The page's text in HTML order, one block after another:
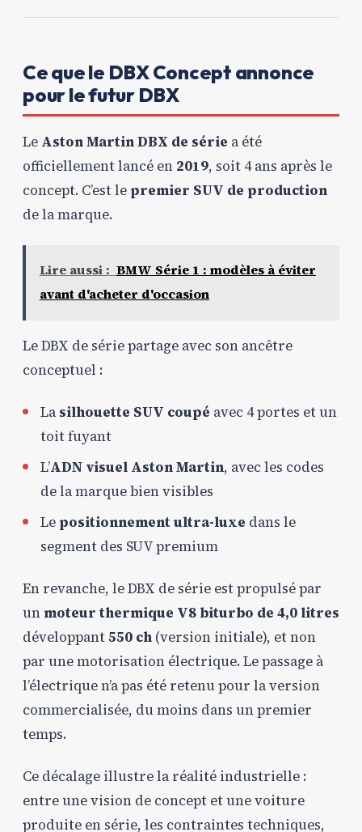
Ce que le DBX Concept annonce
pour le futur DBX
Le Aston Martin DBX de série a été
officiellement lancé en 2019, soit 4 ans après le
concept. C’est le premier SUV de production
de la marque.
Lire aussi : BMW Série 1 : modèles à éviter
avant d'acheter d'occasion
Le DBX de série partage avec son ancêtre
conceptuel :
La silhouette SUV coupé avec 4 portes et un
toit fuyant
L’ADN visuel Aston Martin, avec les codes
de la marque bien visibles
Le positionnement ultra-luxe dans le
segment des SUV premium
En revanche, le DBX de série est propulsé par
un moteur thermique V8 biturbo de 4,0 litres
développant550 ch (version initiale), et non
par une motorisation électrique. Le passage à
l’électrique n’a pas été retenu pour la version
commercialisée, du moins dans un premier
temps.
Ce décalage illustre la réalité industrielle :
entre une vision de concept et une voiture
produite en série, les contraintes techniques,